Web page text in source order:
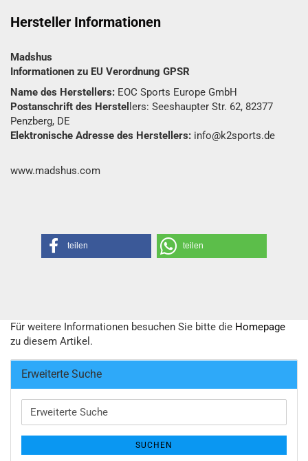
Hersteller Informationen
Madshus
Informationen zu EU Verordnung GPSR
Name des Herstellers: EOC Sports Europe GmbH
Postanschrift des Herstel lers: Seeshaupter Str. 62, 82377
Penzberg, DE
Elektronische Adresse des Herstellers: info@k2sports.de
www.madshus.com
teilen teilen
Für weitere Informationen besuchen Sie bitte die Homepage
zu diesem Artikel.
Erweiterte Suche
Erweiterte
Suche
SUCHEN